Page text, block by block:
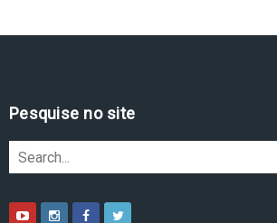
Pesquise no site